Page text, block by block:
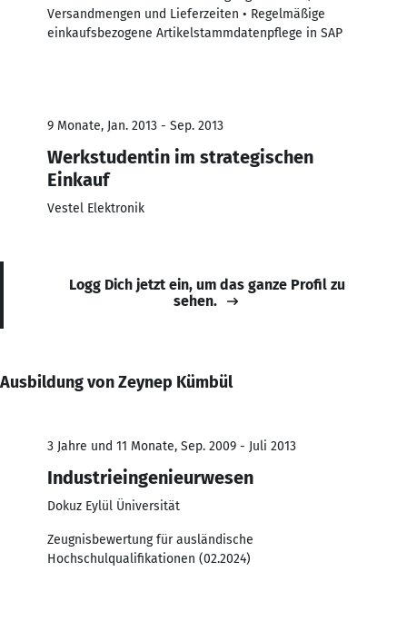
Versandmengen und Lieferzeiten • Regelmäßige
einkaufsbezogene Artikelstammdatenpflege in SAP
9 Monate, Jan. 2013 - Sep. 2013
Werkstudentin im strategischen
Einkauf
Vestel Elektronik
Logg Dich jetzt ein, um das ganze Profil zu
sehen.
Ausbildung von Zeynep Kümbül
3 Jahre und 11 Monate, Sep. 2009 - Juli 2013
Industrieingenieurwesen
Dokuz Eylül Üniversität
Zeugnisbewertung für ausländische
Hochschulqualifikationen (02.2024)